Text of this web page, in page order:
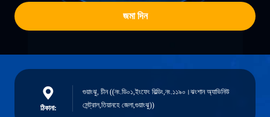
জমা দিন
ঠিকানা:
গুয়াংঝু, চীন ((নং.ডি০১,ইংফেং বিল্ডিং,নং.১১৯০।ঝংশান অ্যাভিনিউ
সেন্ট্রাল,তিয়ানহে জেলা,গুয়াংঝু))